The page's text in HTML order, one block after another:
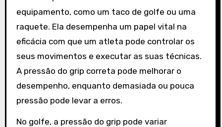
equipamento, como um taco de golfe ou uma
raquete. Ela desempenha um papel vital na
eficácia com que um atleta pode controlar os
seus movimentos e executar as suas técnicas.
A pressão do grip correta pode melhorar o
desempenho, enquanto demasiada ou pouca
pressão pode levar a erros.
No golfe, a pressão do grip pode variar